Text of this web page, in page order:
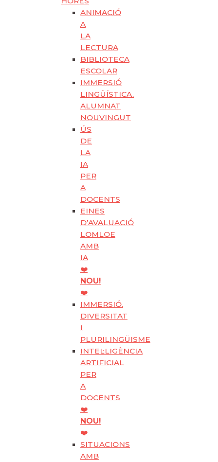
ANIMACIÓ
A
LA
LECTURA
BIBLIOTECA
ESCOLAR
IMMERSIÓ
LINGÜÍSTICA.
ALUMNAT
NOUVINGUT
ÚS
DE
LA
IA
PER
A
DOCENTS
EINES
D’AVALUACIÓ
LOMLOE
AMB
IA
❤️
NOU!
❤️
IMMERSIÓ.
DIVERSITAT
I
PLURILINGÜISME
INTEL·LIGÈNCIA
ARTIFICIAL
PER
A
DOCENTS
❤️
NOU!
❤️
SITUACIONS
AMB